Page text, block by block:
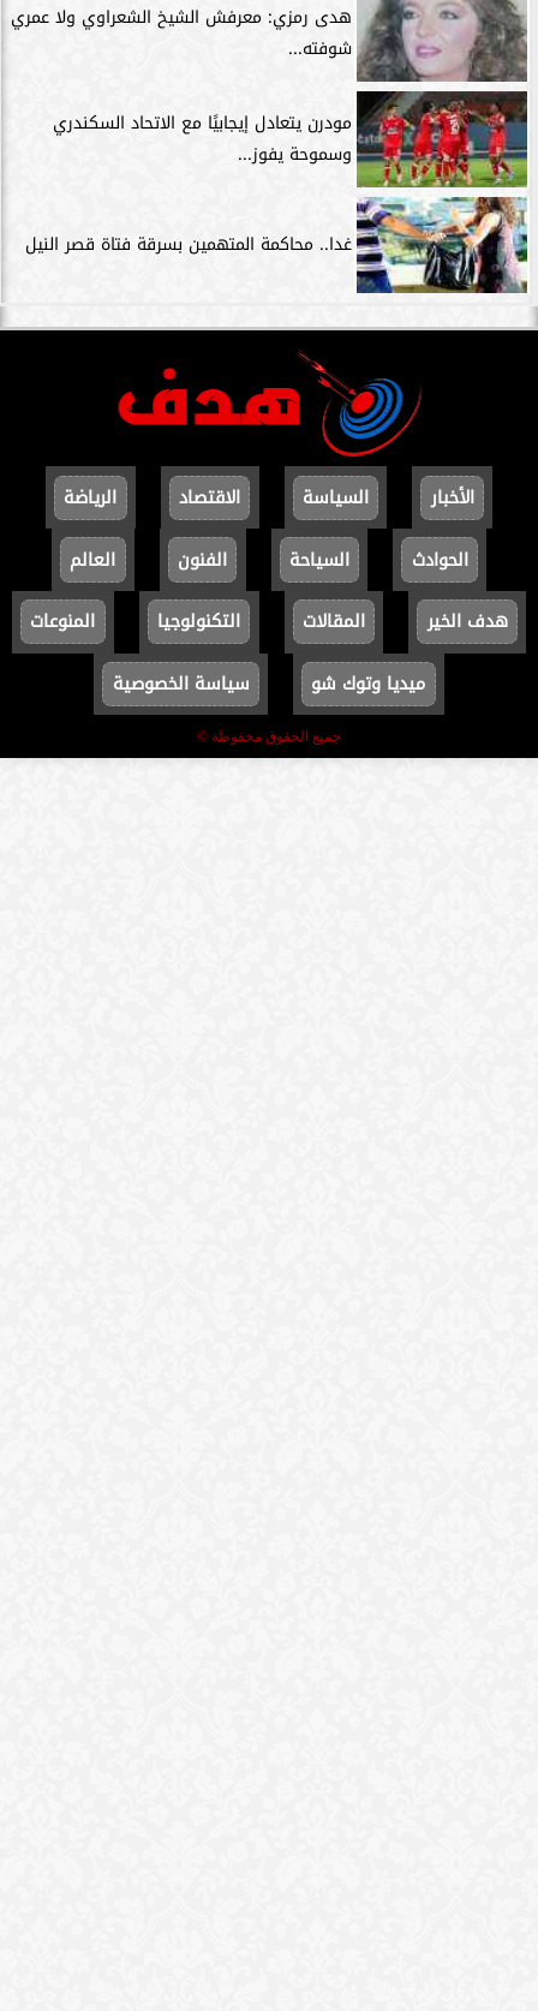
هدى رمزي: معرفش الشيخ الشعراوي ولا عمري
شوفته...
مودرن يتعادل إيجابيًا مع الاتحاد السكندري
وسموحة يفوز...
غدا.. محاكمة المتهمين بسرقة فتاة قصر النيل
الأخبار السياسة الاقتصاد
الرياضة
الحوادث
السياحة الفنون
العالم
هدف الخير
المقالات التكنولوجيا
المنوعات
ميديا وتوك شو
سياسة الخصوصية
جميع الحقوق محفوظة ©